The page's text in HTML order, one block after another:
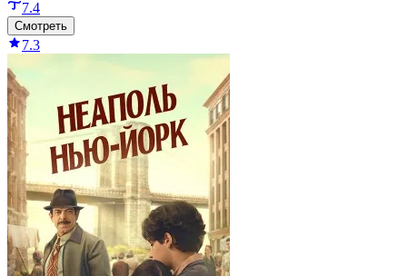
7.4
Смотреть
7.3